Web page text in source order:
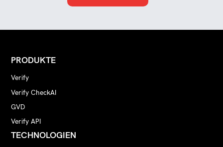
PRODUKTE
Verify
Verify CheckAI
GVD
Verify API
TECHNOLOGIEN